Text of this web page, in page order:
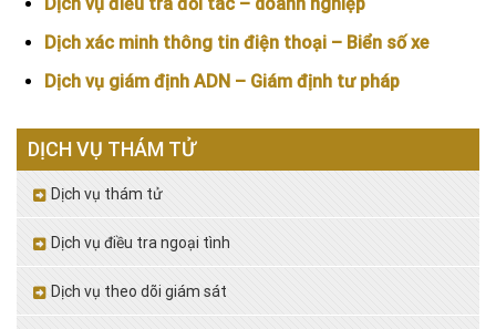
Dịch xác minh thông tin điện thoại – Biển số xe
Dịch vụ giám định ADN – Giám định tư pháp
DỊCH VỤ THÁM TỬ
Dịch vụ thám tử
Dịch vụ điều tra ngoại tình
Dịch vụ theo dõi giám sát